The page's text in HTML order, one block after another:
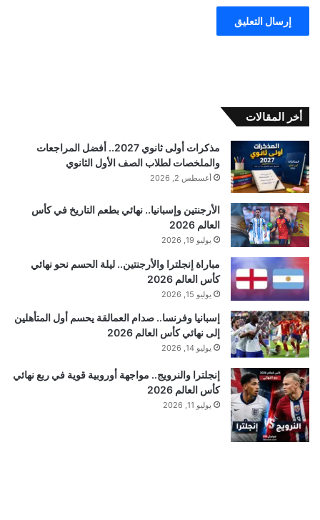
أخر المقالات
مذكرات أولى ثانوي 2027.. أفضل المراجعات
والملخصات لطلاب الصف الأول الثانوي
أغسطس 2, 2026
الأرجنتين وإسبانيا.. نهائي بطعم التاريخ في كأس
العالم 2026
يوليو 19, 2026
مباراة إنجلترا والأرجنتين.. ليلة الحسم نحو نهائي
كأس العالم 2026
يوليو 15, 2026
إسبانيا وفرنسا.. صدام العمالقة يحسم أول المتأهلين
إلى نهائي كأس العالم 2026
يوليو 14, 2026
إنجلترا والنرويج.. مواجهة أوروبية قوية في ربع نهائي
كأس العالم 2026
يوليو 11, 2026